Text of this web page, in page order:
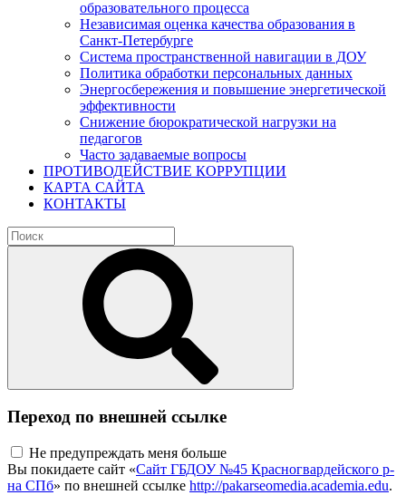
образовательного процесса
Независимая оценка качества образования в
Санкт-Петербурге
Система пространственной навигации в ДОУ
Политика обработки персональных данных
Энергосбережения и повышение энергетической
эффективности
Снижение бюрократической нагрузки на
педагогов
Часто задаваемые вопросы
ПРОТИВОДЕЙСТВИЕ КОРРУПЦИИ
КАРТА САЙТА
КОНТАКТЫ
Переход по внешней ссылке
Не предупреждать меня больше
Вы покидаете сайт «Сайт ГБДОУ №45 Красногвардейского р-
на СПб» по внешней ссылке http://pakarseomedia.academia.edu.